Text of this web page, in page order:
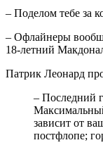
– Поделом тебе за
– Офлайнеры
18-летний
Патрик Леонард
– Последний
зависит от
постфлопе;